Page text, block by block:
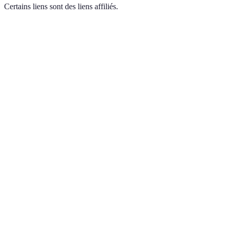
Certains liens sont des liens affiliés.